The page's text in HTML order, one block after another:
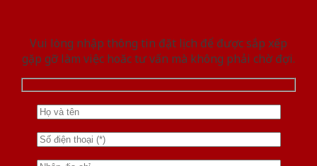
Vui lòng nhập thông tin đặt lịch để được sắp xếp
gặp gỡ làm việc hoăc tư vấn mà không phải chờ đợi.